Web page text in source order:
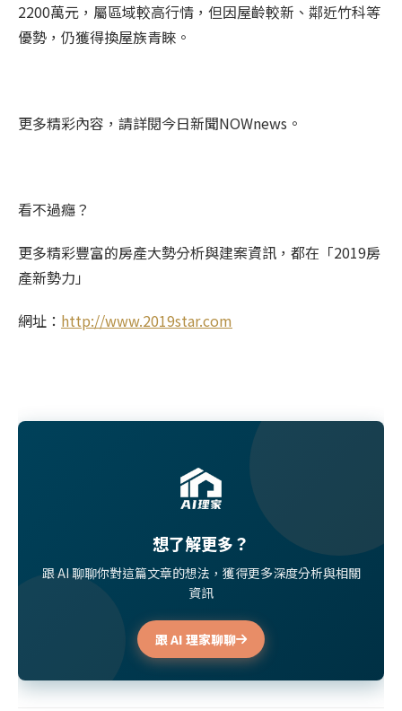
2200萬元，屬區域較高行情，但因屋齡較新、鄰近竹科等
優勢，仍獲得換屋族青睞。
更多精彩內容，請詳閱今日新聞NOWnews。
看不過癮？
更多精彩豐富的房產大勢分析與建案資訊，都在「2019房
產新勢力」
網址： http://www.2019star.com
想了解更多？
跟 AI 聊聊你對這篇文章的想法，獲得更多深度分析與相關
資訊
跟 AI 理家聊聊